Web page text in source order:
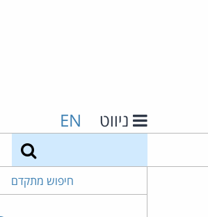
ניווט EN
חיפוש מתקדם